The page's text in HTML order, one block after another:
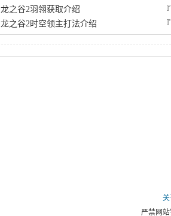
龙之谷2羽翎获取介绍
龙之谷2时空领主打法介绍
严禁网站